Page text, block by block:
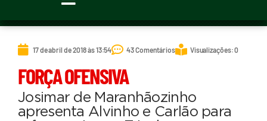
17 de abril de 2018 às 13:54 43 Comentários Visualizações: 0
FORÇA OFENSIVA
Josimar de Maranhãozinho
apresenta Alvinho e Carlão para